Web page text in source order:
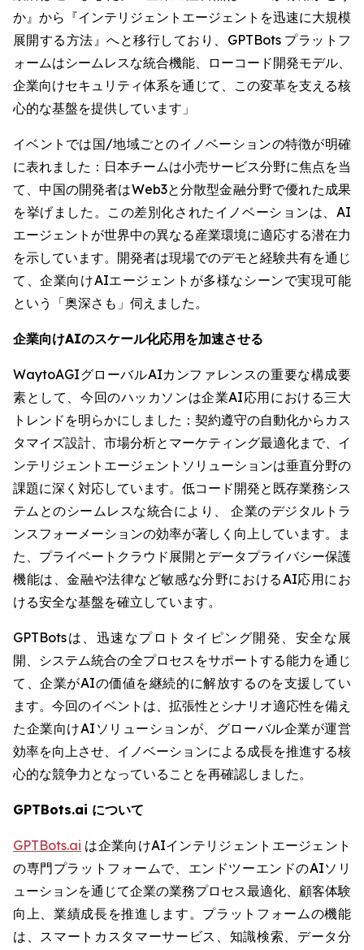
か』から『インテリジェントエージェントを迅速に大規模
展開する方法』へと移行しており、GPTBots プラットフ
ォームはシームレスな統合機能、ローコード開発モデル、
企業向けセキュリティ体系を通じて、この変革を支える核
心的な基盤を提供しています」
イベントでは国/地域ごとのイノベーションの特徴が明確
に表れました：日本チームは小売サービス分野に焦点を当
て、中国の開発者はWeb3と分散型金融分野で優れた成果
を挙げました。この差別化されたイノベーションは、AI
エージェントが世界中の異なる産業環境に適応する潜在力
を示しています。開発者は現場でのデモと経験共有を通じ
て、企業向けAIエージェントが多様なシーンで実現可能
という「奥深さも」伺えました。
企業向けAIのスケール化応用を加速させる
WaytoAGIグローバルAIカンファレンスの重要な構成要
素として、今回のハッカソンは企業AI応用における三大
トレンドを明らかにしました：契約遵守の自動化からカス
タマイズ設計、市場分析とマーケティング最適化まで、イ
ンテリジェントエージェントソリューションは垂直分野の
課題に深く対応しています。低コード開発と既存業務シス
テムとのシームレスな統合により、 企業のデジタルトラ
ンスフォーメーションの効率が著しく向上しています。ま
た、プライベートクラウド展開とデータプライバシー保護
機能は、金融や法律など敏感な分野におけるAI応用にお
ける安全な基盤を確立しています。
GPTBotsは、迅速なプロトタイピング開発、安全な展
開、システム統合の全プロセスをサポートする能力を通じ
て、企業がAIの価値を継続的に解放するのを支援してい
ます。今回のイベントは、拡張性とシナリオ適応性を備え
た企業向けAIソリューションが、グローバル企業が運営
効率を向上させ、イノベーションによる成長を推進する核
心的な競争力となっていることを再確認しました。
GPTBots.ai について
GPTBots.ai は企業向けAIインテリジェントエージェント
の専門プラットフォームで、エンドツーエンドのAIソリ
ューションを通じて企業の業務プロセス最適化、顧客体験
向上、業績成長を推進します。プラットフォームの機能
は、スマートカスタマーサービス、知識検索、データ分